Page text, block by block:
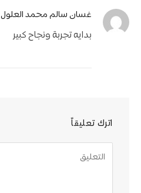
غسان سالم محمد العلول
بدايه تجربة ونجاح كبير
اترك تعليقاً